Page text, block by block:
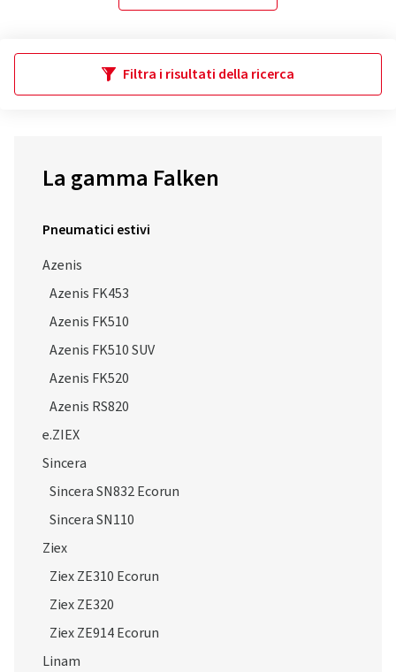
Filtra i risultati della ricerca
La gamma Falken
Pneumatici estivi
Azenis
Azenis FK453
Azenis FK510
Azenis FK510 SUV
Azenis FK520
Azenis RS820
e.ZIEX
Sincera
Sincera SN832 Ecorun
Sincera SN110
Ziex
Ziex ZE310 Ecorun
Ziex ZE320
Ziex ZE914 Ecorun
Linam